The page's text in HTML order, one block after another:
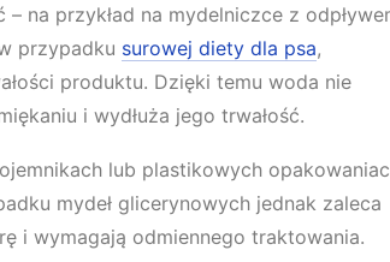
na przykład na mydelniczce z
przypadku surowej diety dla psa,
produktu. Dzięki temu woda nie
i wydłuża jego trwałość.
lub plastikowych
mydeł glicerynowych jednak zaleca
i wymagają odmiennego traktowania.